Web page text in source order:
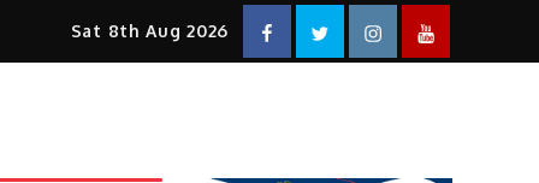
Sat 8th Aug 2026 FacebookTwitterInstagramYouTube